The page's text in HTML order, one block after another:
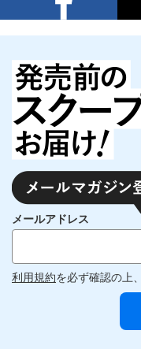
メールアドレス
利用規約を必ず確認の上